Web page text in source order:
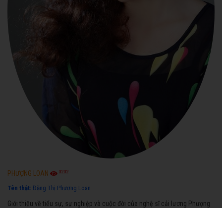
PHƯỢNG LOAN 3202
Tên thật: Đặng Thị Phương Loan
Giới thiệu về tiểu sự, sự nghiệp và cuộc đời của nghệ sĩ cải lương Phượng